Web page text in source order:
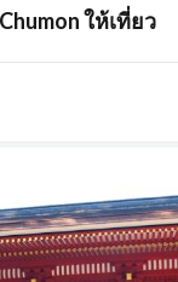
ให้เที่ยว